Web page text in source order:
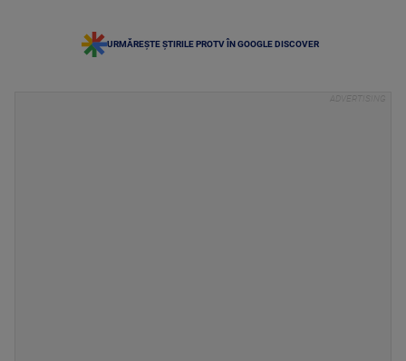
URMĂREȘTE ȘTIRILE PROTV ÎN GOOGLE DISCOVER